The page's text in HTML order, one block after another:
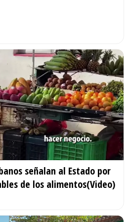
señalan al Estado por
de los alimentos(Video)